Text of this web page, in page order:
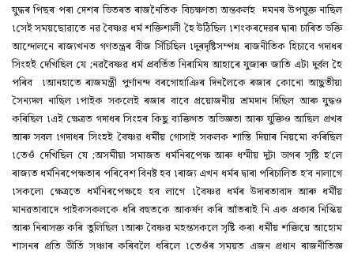
যুদ্ধৰ পিছৰ পৰা দেশৰ ভিতৰত ৰাজনৈতিক বিচক্ষণতা অন্তকৰ্লহ দমনৰ উপযুক্ত নাছিল
৷সেই সময়ছোৱাতে নৱ বৈষ্ণৱ ধৰ্ম শক্তিশালী হৈ উঠিছিল ৷শংকৰদেৱৰ দ্বাৰা চাৰিত ভক্তি
আন্দোলনে ৰাজ্যখনত গণতন্ত্ৰৰ বীজ সিঁচিছিল ৷দুৰদৃষ্টিসম্পন্ন ৰাজনীতিক হিচাবে গদাধৰ
সিংহই দেখিছিল যে ;নৱবৈষ্ণৱ ধৰ্ম প্ৰবৰ্তিত নিৰামিষ আহাৰে যুজাৰু জাতি এটা দুৰ্বল হৈ
পৰিব ৷আনহাতে ৰাজমন্ত্ৰী পুৰ্ণানন্দ বৰগোহাঞিৰ দিনলৈকে ৰজাৰ কোনো আছুতীয়া
সৈন্যদল নাছিল ৷পাইক সকলেই ৰজাৰ বাবে প্ৰয়োজনীয় শ্ৰমদান দিছিল আৰু যুদ্ধও
কৰিছিল ৷এই ক্ষেত্ৰত গদাধৰ সিংহৰ কিছু ব্যক্তিগত অভিজ্ঞতা আৰু যুক্তিও আছিল প্ৰখৰ
আৰু সবল ৷গদাধৰ সিংহই বৈষ্ণৱ ধৰ্মীয় গোসাই সকলক শাস্তি দিয়াৰ নিয়মো কৰিছিল
৷তেওঁ দেখিছিল যে ;অসমীয়া সমাজত ধৰ্মনিৰপেক্ষ আৰু ধম্মীয় দুটা ভাগৰ সৃষ্টি হ’লে
ৰাজ্যত ধৰ্মনিৰপেক্ষতাৰ পৰিবেশ বিনষ্ট হব ৷ৰাজ্য এখন ধৰ্মৰ দ্বাৰা পৰিচালিত হ’ব নালাগে
৷সকলো ক্ষেত্ৰতে ধৰ্মনিৰপেক্ষহে হব লাগে ৷বৈষ্ণৱ ধৰ্মৰ উদাৰতাবাদ আৰু ধৰ্মীয়
মানৱতাবাদে পাইকসকলকে ধৰি বহুতকে আকৰ্ষণ কৰি আঁতৰাই নি এক প্ৰকাৰ নিস্কিয়
আৰু নিৰাসক্ত কৰি তুলিছিল ৷আৰু বৈষ্ণৱ মহন্তসকলে সৃষ্টি কৰা ধৰ্মীয় শক্তিয়ে আহোম
শাসনৰ প্ৰতি ভীৰ্তি সঞ্চাৰ কৰিবলৈ ধৰিলে ৷তেওঁৰ সময়ত এজন প্ৰধান ৰাজনীতিজ্ঞ